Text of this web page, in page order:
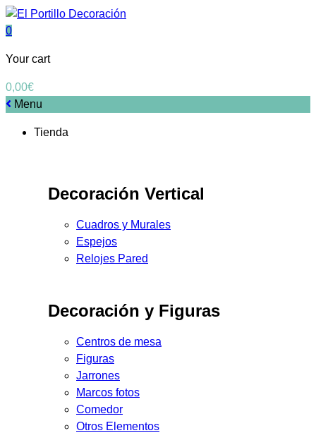
0
Your cart
0,00€
Menu
Tienda
Decoración Vertical
Cuadros y Murales
Espejos
Relojes Pared
Decoración y Figuras
Centros de mesa
Figuras
Jarrones
Marcos fotos
Comedor
Otros Elementos